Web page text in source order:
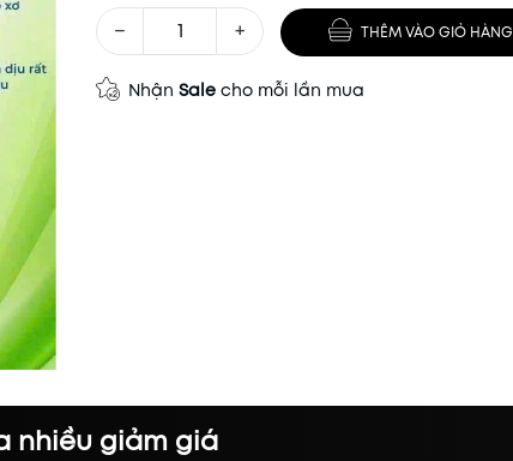
− + THÊM VÀO GIỎ HÀNG
Nhận Sale cho mỗi lần mua
nhiều giảm giá